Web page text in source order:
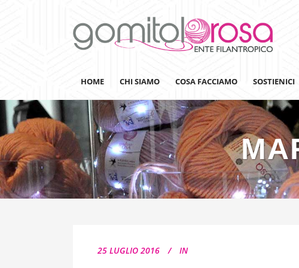
HOME CHI SIAMO COSA FACCIAMO
Lanaterapia
Ricerca
Sensibilizzazione
SOSTIENICI
Adotta
Team
25 LUGLIO 2016 IN